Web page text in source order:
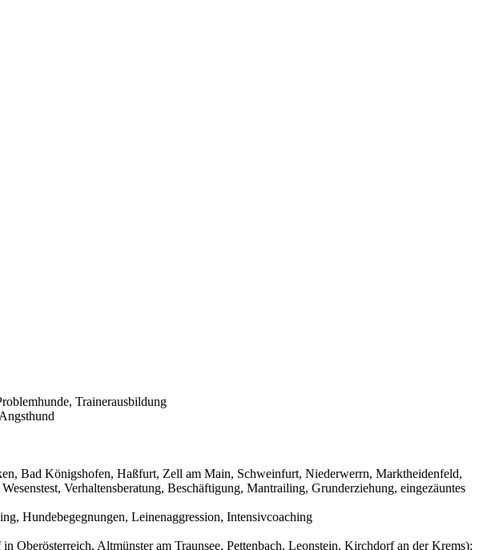
Trainerausbildung
Bad Königshofen, Haßfurt, Zell am Main, Schweinfurt, Niederwerrn, Marktheidenfeld,
Verhaltensberatung, Beschäftigung, Mantrailing, Grunderziehung, eingezäuntes
Hundebegegnungen, Leinenaggression, Intensivcoaching
Altmünster am Traunsee, Pettenbach, Leonstein, Kirchdorf an der Krems):